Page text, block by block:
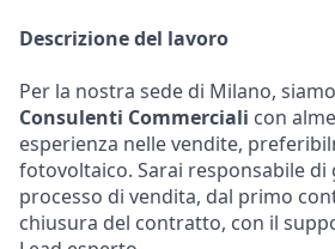
Descrizione del lavoro
Per la nostra sede di Milano,
Consulenti Commerciali con
esperienza nelle vendite,
fotovoltaico. Sarai responsabile
processo di vendita, dal primo
chiusura del contratto, con il